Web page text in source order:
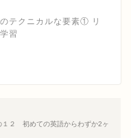
テクニカルな要素① リ
習
１２ 初めての英語からわずか2ヶ